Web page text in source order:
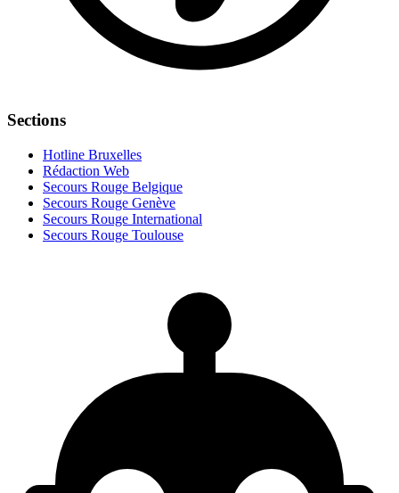
Sections
Hotline Bruxelles
Rédaction Web
Secours Rouge Belgique
Secours Rouge Genève
Secours Rouge International
Secours Rouge Toulouse